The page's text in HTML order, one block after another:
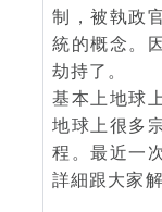
制，被執政
統的概念。
劫持了。
基本上地球
地球上很多
程。最近一
詳細跟大家解